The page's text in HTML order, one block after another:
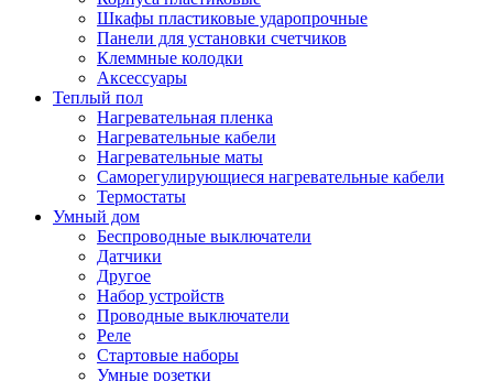
Шкафы пластиковые ударопрочные
Панели для установки счетчиков
Клеммные колодки
Аксессуары
Теплый пол
Нагревательная пленка
Нагревательные кабели
Нагревательные маты
Саморегулирующиеся нагревательные кабели
Термостаты
Умный дом
Беспроводные выключатели
Датчики
Другое
Набор устройств
Проводные выключатели
Реле
Стартовые наборы
Умные розетки